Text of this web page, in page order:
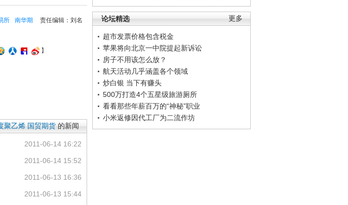
更多
论坛精选
超市发票价格包含税金
苹果将向北京一中院提起新诉讼
房子不用该怎么放？
航天活动几乎涵盖各个领域
炒白银 当下有赚头
500万打造4个五星级旅游厕所
看看那些年薪百万的“神秘”职业
小米返修因代工厂为二流作坊
责任编辑：刘名
所
南华期
】
聚乙烯 国贸期货 的新闻
2011-06-14 16:22
2011-06-14 15:52
2011-06-13 16:36
2011-06-13 15:44